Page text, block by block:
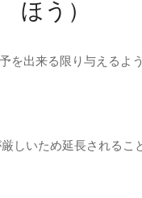
ほう）
を出来る限り与えるよ
しいため延長されるこ